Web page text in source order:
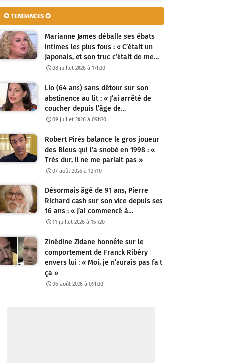
✪ TENDANCES ✪
Marianne James déballe ses ébats
intimes les plus fous : « C’était un
Japonais, et son truc c’était de me…
08 juillet 2026 à 17h30
Lio (64 ans) sans détour sur son
abstinence au lit : « J’ai arrêté de
coucher depuis l’âge de…
09 juillet 2026 à 09h30
Robert Pirès balance le gros joueur
des Bleus qui l’a snobé en 1998 : «
Très dur, il ne me parlait pas »
07 août 2026 à 12h10
Désormais âgé de 91 ans, Pierre
Richard cash sur son vice depuis ses
16 ans : « J’ai commencé à…
11 juillet 2026 à 15h20
Zinédine Zidane honnête sur le
comportement de Franck Ribéry
envers lui : « Moi, je n’aurais pas fait
ça »
06 août 2026 à 09h30